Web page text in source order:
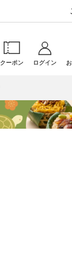
クーポン ログイン